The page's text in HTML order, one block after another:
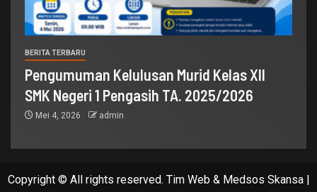
BERITA TERBARU
Pengumuman Kelulusan Murid Kelas XII
SMK Negeri 1 Pengasih TA. 2025/2026
Mei 4, 2026 admin
Copyright © All rights reserved. Tim Web & Medsos Skansa